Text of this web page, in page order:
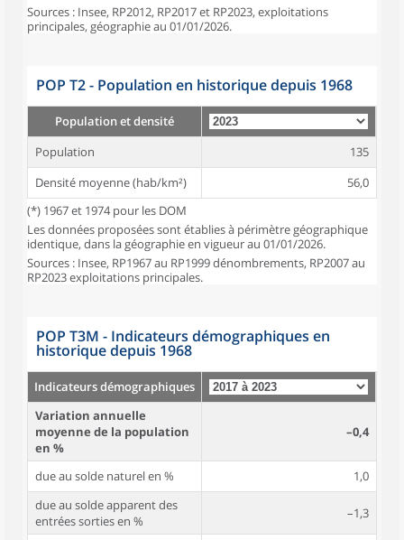
Sources : Insee, RP2012, RP2017 et RP2023, exploitations
principales, géographie au 01/01/2026.
POP T2 - Population en historique depuis 1968
Population et densité
Population
135
Densité moyenne (hab/km²)
56,0
(*) 1967 et 1974 pour les DOM
Les données proposées sont établies à périmètre géographique
identique, dans la géographie en vigueur au 01/01/2026.
Sources : Insee, RP1967 au RP1999 dénombrements, RP2007 au
RP2023 exploitations principales.
POP T3M - Indicateurs démographiques en
historique depuis 1968
Indicateurs démographiques
Variation annuelle
moyenne de la population
en %
–0,4
due au solde naturel en %
1,0
due au solde apparent des
entrées sorties en %
–1,3